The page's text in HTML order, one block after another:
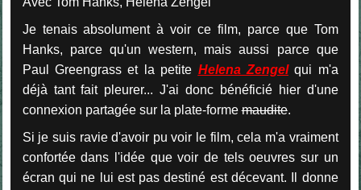
Je tenais absolument à voir ce film, parce que Tom
Hanks, parce qu'un western, mais aussi parce que
Paul Greengrass et la petite Helena Zengelqui m'a
déjà tant fait pleurer... J'ai donc bénéficié hier d'une
connexion partagée sur la plate-formemaudite.
Si je suis ravie d'avoir pu voir le film, cela m'a vraiment
confortée dans l'idée que voir de tels oeuvres sur un
écran qui ne lui est pas destiné est décevant. Il donne